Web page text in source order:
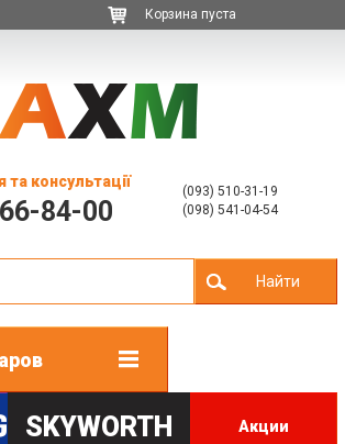
Корзина пуста
консультації
84-00
(093) 510-31-19
(098) 541-04-54
Найти
SKYWORTH Акции